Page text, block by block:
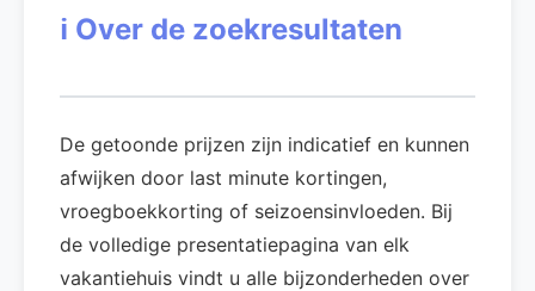
ℹ️ Over de zoekresultaten
De getoonde prijzen zijn indicatief en kunnen
afwijken door last minute kortingen,
vroegboekkorting of seizoensinvloeden. Bij
de volledige presentatiepagina van elk
vakantiehuis vindt u alle bijzonderheden over